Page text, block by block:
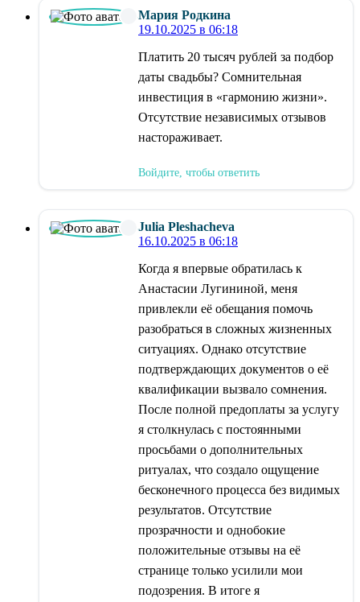
Мария Родкина
19.10.2025 в 06:18
Платить 20 тысяч рублей за подбор
даты свадьбы? Сомнительная
инвестиция в «гармонию жизни».
Отсутствие независимых отзывов
настораживает.
Войдите, чтобы ответить
Julia Pleshacheva
16.10.2025 в 06:18
Когда я впервые обратилась к
Анастасии Лугининой, меня
привлекли её обещания помочь
разобраться в сложных жизненных
ситуациях. Однако отсутствие
подтверждающих документов о её
квалификации вызвало сомнения.
После полной предоплаты за услугу
я столкнулась с постоянными
просьбами о дополнительных
ритуалах, что создало ощущение
бесконечного процесса без видимых
результатов. Отсутствие
прозрачности и однобокие
положительные отзывы на её
странице только усилили мои
подозрения. В итоге я